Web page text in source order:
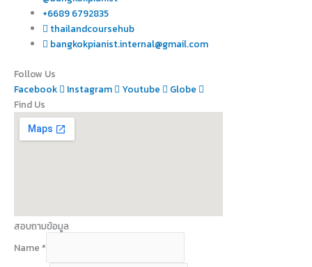
+6689 6792835
thailandcoursehub
bangkokpianist.internal@gmail.com
Follow Us
Facebook
Instagram Youtube
Globe
Find Us
สอบถามข้อมูล
Name *